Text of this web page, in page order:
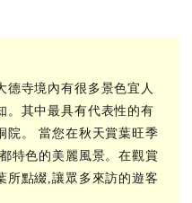
德寺境內有很多景色宜人
。其中最具有代表性的有
院。 當您在秋天賞葉旺季
特色的美麗風景。在觀賞
所點綴,讓眾多來訪的遊客